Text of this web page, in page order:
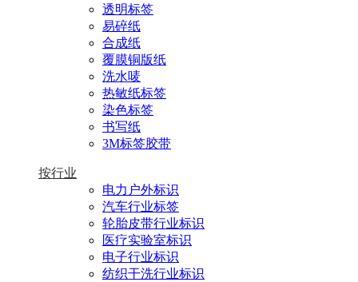
透明标签
易碎纸
合成纸
覆膜铜版纸
洗水唛
热敏纸标签
染色标签
书写纸
3M标签胶带
按行业
电力户外标识
汽车行业标签
轮胎皮带行业标识
医疗实验室标识
电子行业标识
纺织干洗行业标识